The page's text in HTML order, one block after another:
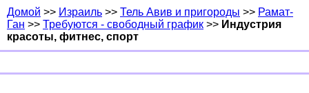
Домой >> Израиль >> Тель Авив и пригороды >> Рамат-
Ган >> Требуются - свободный график >> Индустрия
красоты, фитнес, спорт